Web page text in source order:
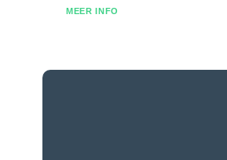
MEER INFO